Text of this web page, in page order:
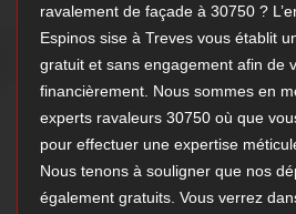
ravalement de façade à 30750 ?
Espinos sise à Treves vous établit
gratuit et sans engagement afin de
financièrement. Nous sommes en
experts ravaleurs 30750 où que
pour effectuer une expertise
Nous tenons à souligner que nos
également gratuits. Vous verrez